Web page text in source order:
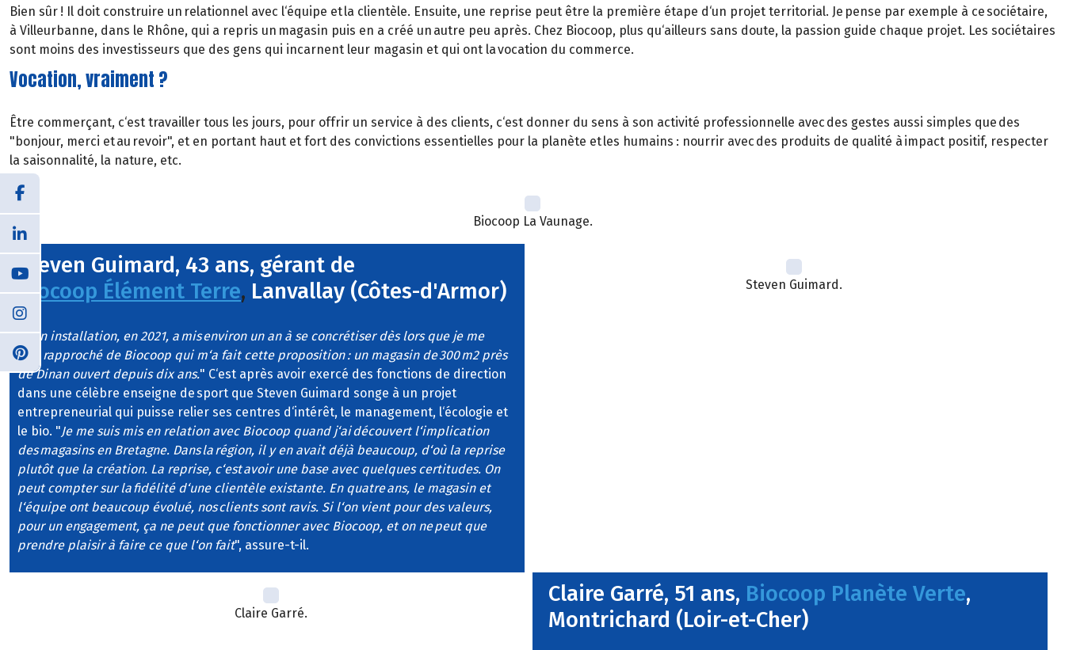
Bien sûr ! Il doit construire un relationnel avec l‘équipe et la clientèle. Ensuite, une reprise peut être la première étape d‘un projet territorial. Je pense par exemple à ce sociétaire,
à Villeurbanne, dans le Rhône, qui a repris un magasin puis en a créé un autre peu après. Chez Biocoop, plus qu‘ailleurs sans doute, la passion guide chaque projet. Les sociétaires
sont moins des investisseurs que des gens qui incarnent leur magasin et qui ont la vocation du commerce.
Vocation, vraiment ?
Être commerçant, c‘est travailler tous les jours, pour offrir un service à des clients, c‘est donner du sens à son activité professionnelle avec des gestes aussi simples que des
"bonjour, merci et au revoir", et en portant haut et fort des convictions essentielles pour la planète et les humains : nourrir avec des produits de qualité à impact positif, respecter
la saisonnalité, la nature, etc.
Biocoop La Vaunage.
Steven Guimard, 43 ans, gérant de
Biocoop Élément Terre, Lanvallay (Côtes-d'Armor)
"Mon installation, en 2021, a mis environ un an à se concrétiser dès lors que je me
suis rapproché de Biocoop qui m‘a fait cette proposition : un magasin de 300 m2 près
de Dinan ouvert depuis dix ans." C‘est après avoir exercé des fonctions de direction
dans une célèbre enseigne de sport que Steven Guimard songe à un projet
entrepreneurial qui puisse relier ses centres d‘intérêt, le management, l‘écologie et
le bio. "Je me suis mis en relation avec Biocoop quand j‘ai découvert l‘implication
des magasins en Bretagne. Dans la région, il y en avait déjà beaucoup, d‘où la reprise
plutôt que la création. La reprise, c‘est avoir une base avec quelques certitudes. On
peut compter sur la fidélité d‘une clientèle existante. En quatre ans, le magasin et
l‘équipe ont beaucoup évolué, nos clients sont ravis. Si l‘on vient pour des valeurs,
pour un engagement, ça ne peut que fonctionner avec Biocoop, et on ne peut que
prendre plaisir à faire ce que l‘on fait", assure-t-il.
Steven Guimard.
Claire Garré.
Claire Garré, 51 ans, Biocoop Planète Verte,
Montrichard (Loir-et-Cher)